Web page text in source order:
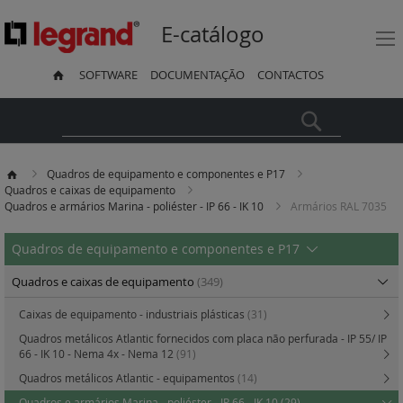
E-catálogo
SOFTWARE DOCUMENTAÇÃO CONTACTOS
Quadros de equipamento e componentes e P17
Quadros e caixas de equipamento
Quadros e armários Marina - poliéster - IP 66 - IK 10
Armários RAL 7035
Quadros de equipamento e componentes e P17
Quadros e caixas de equipamento (349)
Caixas de equipamento - industriais plásticas (31)
Quadros metálicos Atlantic fornecidos com placa não perfurada - IP 55/ IP
66 - IK 10 - Nema 4x - Nema 12 (91)
Quadros metálicos Atlantic - equipamentos (14)